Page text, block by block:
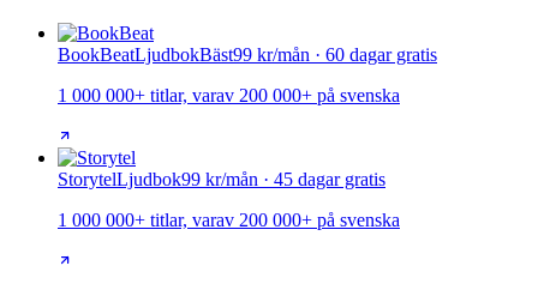
BookBeatLjudbokBäst99 kr/mån · 60 dagar gratis
1 000 000+ titlar, varav 200 000+ på svenska
StorytelLjudbok99 kr/mån · 45 dagar gratis
1 000 000+ titlar, varav 200 000+ på svenska